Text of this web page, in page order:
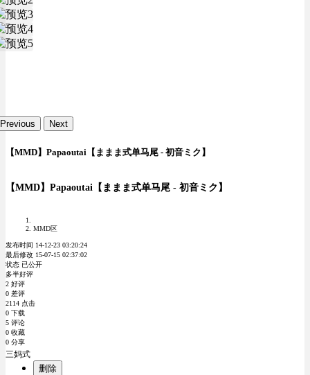
Previous Next
【MMD】Papaoutai【ままま式单马尾 - 初音ミク】
【MMD】Papaoutai【ままま式单马尾 - 初音ミク】
MMD区
发布时间 14-12-23 03:20:24
最后修改 15-07-15 02:37:02
状态 已公开
多半好评
2 好评
0 差评
2114 点击
0 下载
5 评论
0 收藏
0 分享
三妈式
删除